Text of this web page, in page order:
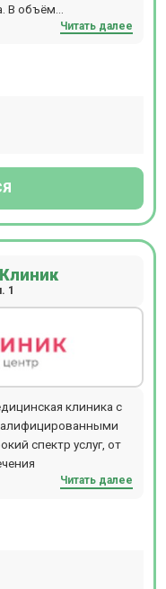
В объём
входит лечение по
и
Читать далее
1
клиника с
спектр услуг, от
Читать далее